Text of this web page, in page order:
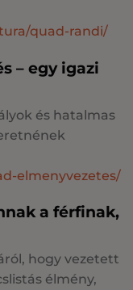
quad-randi/
– egy igazi
és hatalmas
elmenyvezetes/
a férfinak,
hogy vezetett
élmény,